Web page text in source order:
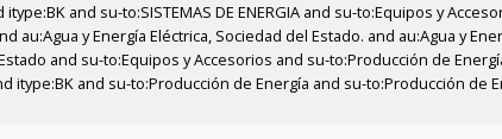
and su-to:SISTEMAS DE ENERGIA and su-to:Equipos y
y Energía Eléctrica, Sociedad del Estado. and au:Agua y
and su-to:Equipos y Accesorios and su-to:Producción de
itype:BK and su-to:Producción de Energía and su-to:Producción de